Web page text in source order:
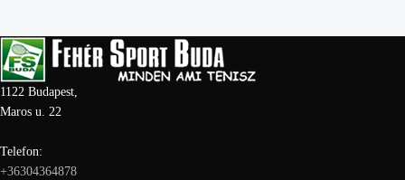
1122 Budapest,
Maros u. 22
Telefon:
+36304364878